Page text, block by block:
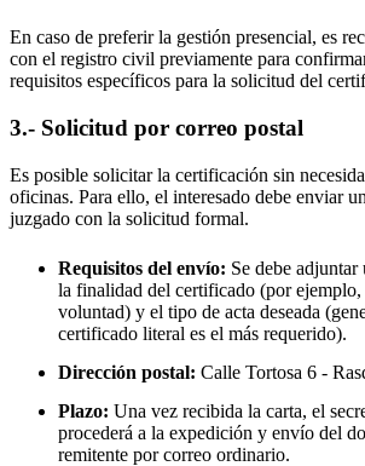
En caso de preferir la gestión presencial, es
con el registro civil previamente para
requisitos específicos para la solicitud del
3.- Solicitud por correo postal
Es posible solicitar la certificación sin
oficinas. Para ello, el interesado debe enviar
juzgado con la solicitud formal.
Requisitos del envío: Se debe
la finalidad del certificado (por ejemplo,
voluntad) y el tipo de acta deseada
certificado literal es el más requerido).
Dirección postal: Calle Tortosa 6 -
Plazo: Una vez recibida la carta, el
procederá a la expedición y envío del
remitente por correo ordinario.